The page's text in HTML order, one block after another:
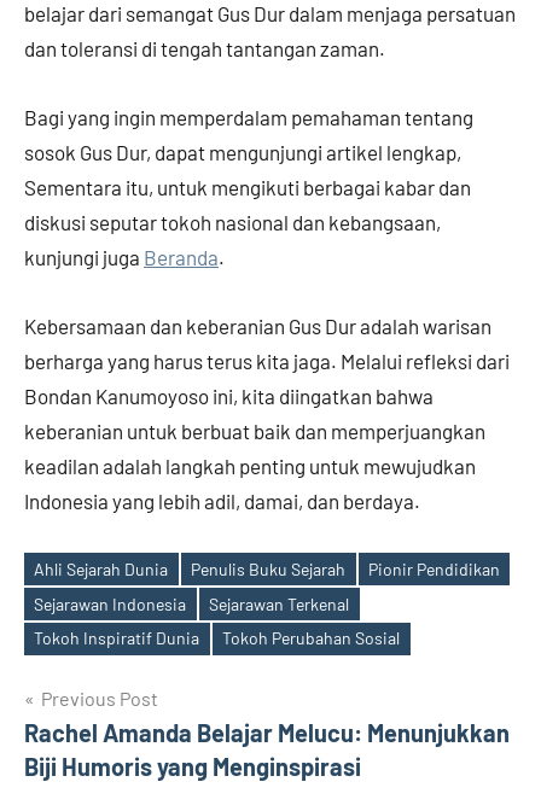
belajar dari semangat Gus Dur dalam menjaga persatuan
dan toleransi di tengah tantangan zaman.
Bagi yang ingin memperdalam pemahaman tentang
sosok Gus Dur, dapat mengunjungi artikel lengkap,
Sementara itu, untuk mengikuti berbagai kabar dan
diskusi seputar tokoh nasional dan kebangsaan,
kunjungi juga Beranda.
Kebersamaan dan keberanian Gus Dur adalah warisan
berharga yang harus terus kita jaga. Melalui refleksi dari
Bondan Kanumoyoso ini, kita diingatkan bahwa
keberanian untuk berbuat baik dan memperjuangkan
keadilan adalah langkah penting untuk mewujudkan
Indonesia yang lebih adil, damai, dan berdaya.
Tags
Ahli Sejarah Dunia Penulis Buku Sejarah
Pionir Pendidikan
Sejarawan Indonesia
Sejarawan Terkenal
Tokoh Inspiratif Dunia
Tokoh Perubahan Sosial
Post
navigation
Previous Post
Rachel Amanda Belajar Melucu: Menunjukkan
Biji Humoris yang Menginspirasi